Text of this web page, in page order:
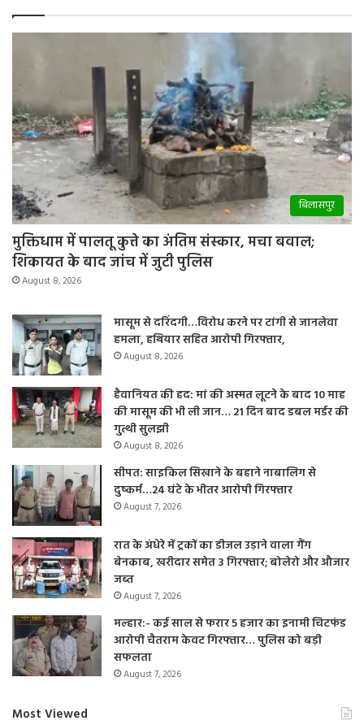
बिलासपुर
मुक्तिधाम में पालतू कुत्ते का अंतिम संस्कार, मचा बवाल;
शिकायत के बाद जांच में जुटी पुलिस
August 8, 2026
मासूम से दरिंदगी…विरोध करने पर टांगी से जानलेवा
हमला, हथियार सहित आरोपी गिरफ्तार,
August 8, 2026
हैवानियत की हद: मां की अस्मत लूटने के बाद 10 माह
की मासूम की भी ली जान… 21 दिन बाद डबल मर्डर की
गुत्थी सुलझी
August 8, 2026
सीपत: साइकिल सिखाने के बहाने नाबालिग से
दुष्कर्म…24 घंटे के भीतर आरोपी गिरफ्तार
August 7, 2026
रात के अंधेरे में ट्रकों का डीजल उड़ाने वाला गैंग
बेनकाब, खरीदार समेत 3 गिरफ्तार; बोलेरो और औजार
जब्त
August 7, 2026
मल्हार:- कई साल से फरार 5 हजार का इनामी चिटफंड
आरोपी चैतराम केवट गिरफ्तार… पुलिस को बड़ी
सफलता
August 7, 2026
Most Viewed